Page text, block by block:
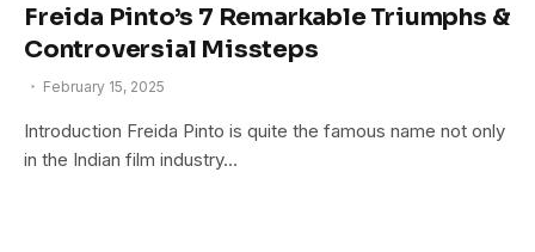
Freida Pinto’s 7 Remarkable Triumphs &
Controversial Missteps
February 15, 2025
Introduction Freida Pinto is quite the famous name not only
in the Indian film industry…